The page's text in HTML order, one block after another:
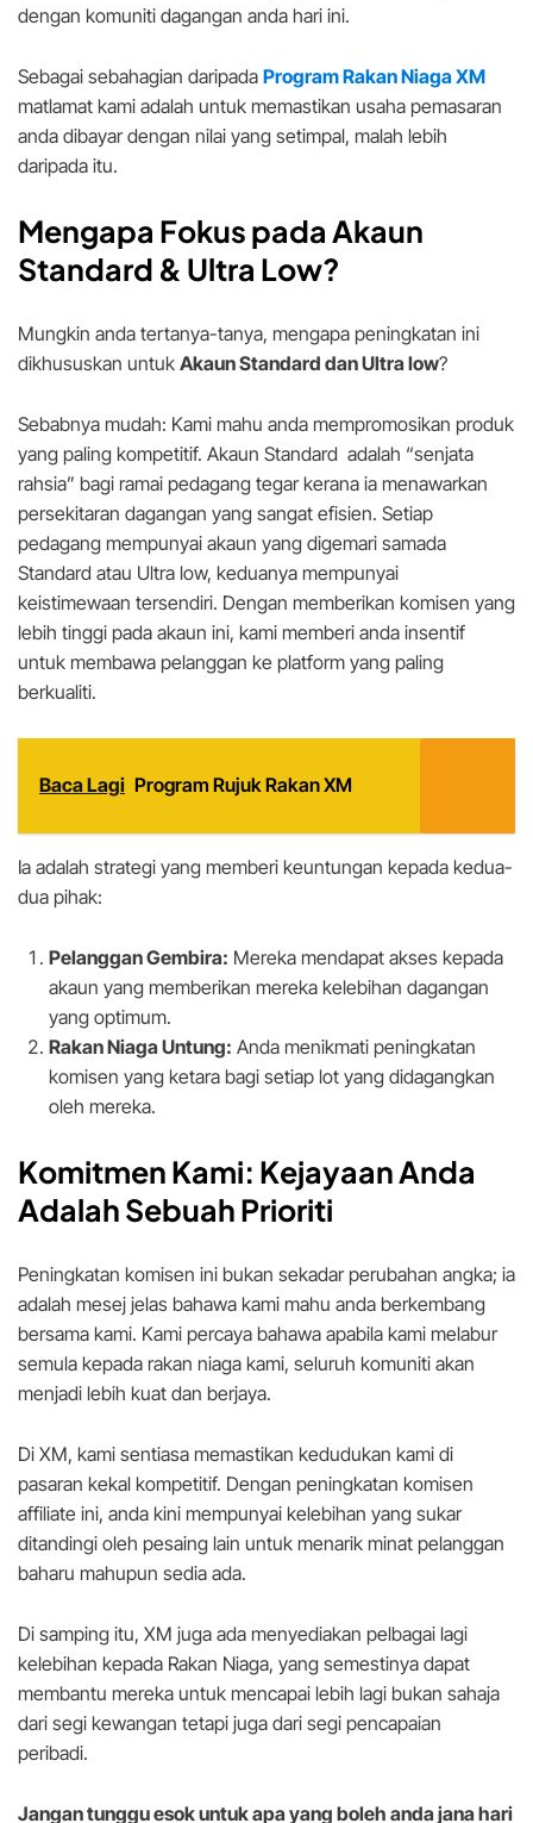
dengan komuniti dagangan anda hari ini.
Sebagai sebahagian daripada Program Rakan Niaga XM
matlamat kami adalah untuk memastikan usaha pemasaran
anda dibayar dengan nilai yang setimpal, malah lebih
daripada itu.
Mengapa Fokus pada Akaun
Standard & Ultra Low?
Mungkin anda tertanya-tanya, mengapa peningkatan ini
dikhususkan untuk Akaun Standard dan Ultra low?
Sebabnya mudah: Kami mahu anda mempromosikan produk
yang paling kompetitif. Akaun Standard adalah “senjata
rahsia” bagi ramai pedagang tegar kerana ia menawarkan
persekitaran dagangan yang sangat efisien. Setiap
pedagang mempunyai akaun yang digemari samada
Standard atau Ultra low, keduanya mempunyai
keistimewaan tersendiri. Dengan memberikan komisen yang
lebih tinggi pada akaun ini, kami memberi anda insentif
untuk membawa pelanggan ke platform yang paling
berkualiti.
Baca Lagi Program Rujuk Rakan XM
Ia adalah strategi yang memberi keuntungan kepada kedua-
dua pihak:
Pelanggan Gembira: Mereka mendapat akses kepada
akaun yang memberikan mereka kelebihan dagangan
yang optimum.
Rakan Niaga Untung: Anda menikmati peningkatan
komisen yang ketara bagi setiap lot yang didagangkan
oleh mereka.
Komitmen Kami: Kejayaan Anda
Adalah Sebuah Prioriti
Peningkatan komisen ini bukan sekadar perubahan angka; ia
adalah mesej jelas bahawa kami mahu anda berkembang
bersama kami. Kami percaya bahawa apabila kami melabur
semula kepada rakan niaga kami, seluruh komuniti akan
menjadi lebih kuat dan berjaya.
Di XM, kami sentiasa memastikan kedudukan kami di
pasaran kekal kompetitif. Dengan peningkatan komisen
affiliate ini, anda kini mempunyai kelebihan yang sukar
ditandingi oleh pesaing lain untuk menarik minat pelanggan
baharu mahupun sedia ada.
Di samping itu, XM juga ada menyediakan pelbagai lagi
kelebihan kepada Rakan Niaga, yang semestinya dapat
membantu mereka untuk mencapai lebih lagi bukan sahaja
dari segi kewangan tetapi juga dari segi pencapaian
peribadi.
Jangan tunggu esok untuk apa yang boleh anda jana hari